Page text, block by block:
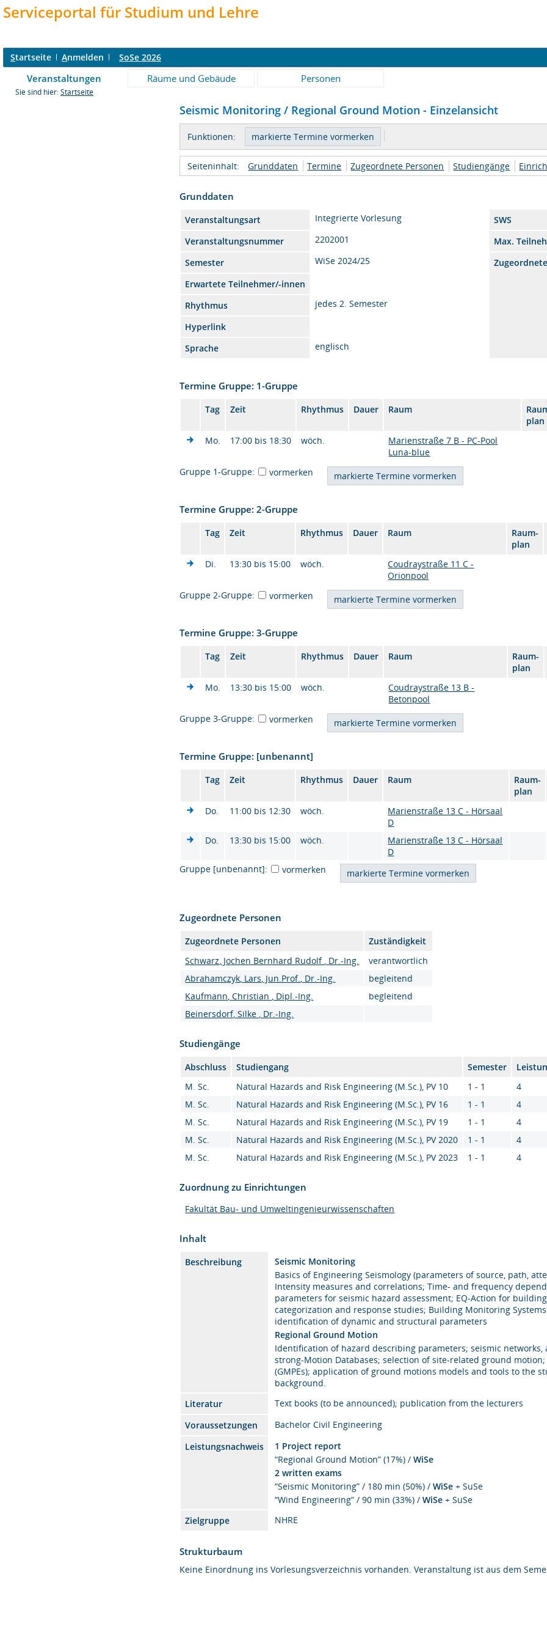
Serviceportal für Studium und Lehre
Startseite Anmelden SoSe 2026
Veranstaltungen Räume und Gebäude Personen
Sie sind hier: Startseite
Seismic Monitoring / Regional Ground Motion - Einzelansicht
Funktionen:
Seiteninhalt: Grunddaten Termine Zugeordnete Personen Studiengänge
Grunddaten
Veranstaltungsart Integrierte Vorlesung SWS
Veranstaltungsnummer
2202001
Max.
Semester
WiSe 2024/25
Erwartete Teilnehmer/-innen
Rhythmus
jedes 2. Semester
Hyperlink
Sprache
englisch
Termine Gruppe: 1-Gruppe
Tag Zeit Rhythmus Dauer Raum
plan
Mo.
17:00 bis 18:30 wöch.
Marienstraße 7 B - PC-Pool
Luna-blue
Gruppe 1-Gruppe:
vormerken
Termine Gruppe: 2-Gruppe
Tag Zeit Rhythmus Dauer Raum
Raum-
plan
Di.
13:30 bis 15:00 wöch.
Coudraystraße 11 C -
Orionpool
Gruppe 2-Gruppe:
vormerken
Termine Gruppe: 3-Gruppe
Tag Zeit Rhythmus Dauer Raum
Raum-
plan
Mo.
13:30 bis 15:00 wöch.
Coudraystraße 13 B -
Betonpool
Gruppe 3-Gruppe:
vormerken
Termine Gruppe: [unbenannt]
Tag Zeit Rhythmus Dauer Raum
Raum-
plan
Do.
11:00 bis 12:30 wöch.
Marienstraße 13 C - Hörsaal
D
Do.
13:30 bis 15:00 wöch.
Marienstraße 13 C - Hörsaal
D
Gruppe [unbenannt]:
vormerken
Zugeordnete Personen
Zugeordnete Personen
Zuständigkeit
Schwarz, Jochen Bernhard Rudolf , Dr.-Ing.
verantwortlich
Abrahamczyk, Lars, Jun.Prof., Dr.-Ing.
begleitend
Kaufmann, Christian , Dipl.-Ing.
begleitend
Beinersdorf, Silke , Dr.-Ing.
Studiengänge
Abschluss Studiengang Semester
M. Sc.
Natural Hazards and Risk Engineering (M.Sc.), PV 10 1 - 1
4
M. Sc.
Natural Hazards and Risk Engineering (M.Sc.), PV 16 1 - 1
4
M. Sc.
Natural Hazards and Risk Engineering (M.Sc.), PV 19 1 - 1
4
M. Sc.
Natural Hazards and Risk Engineering (M.Sc.), PV 2020 1 - 1
4
M. Sc.
Natural Hazards and Risk Engineering (M.Sc.), PV 2023 1 - 1 4
Zuordnung zu Einrichtungen
Fakultät Bau- und Umweltingenieurwissenschaften
Inhalt
Beschreibung
Seismic Monitoring
Basics of Engineering Seismology (parameters of source, path,
Intensity measures and correlations; Time- and frequency
parameters for seismic hazard assessment; EQ-Action for
categorization and response studies; Building Monitoring
identification of dynamic and structural parameters
Regional Ground Motion
Identification of hazard describing parameters; seismic
strong-Motion Databases; selection of site-related ground
(GMPEs); application of ground motions models and tools to the
background.
Literatur
Text books (to be announced); publication from the lecturers
Voraussetzungen
Bachelor Civil Engineering
Leistungsnachweis
1 Project report
“Regional Ground Motion” (17%) /WiSe
2 written exams
“Seismic Monitoring” / 180 min (50%) /WiSe + SuSe
“Wind Engineering” / 90 min (33%) /WiSe+ SuSe
Zielgruppe
NHRE
Strukturbaum
Keine Einordnung ins Vorlesungsverzeichnis vorhanden. Veranstaltung ist aus dem